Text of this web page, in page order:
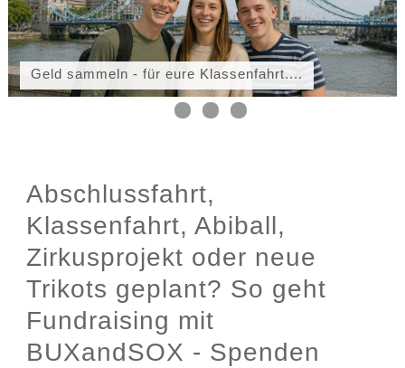
Geld sammeln - für eure Klassenfahrt....
Abschlussfahrt,
Klassenfahrt, Abiball,
Zirkusprojekt oder neue
Trikots geplant? So geht
Fundraising mit
BUXandSOX - Spenden